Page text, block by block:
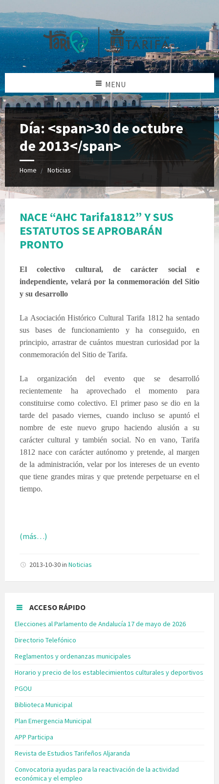
MENU
Día: <span>30 de octubre
de 2013</span>
Home Noticias
NACE “AHC Tarifa1812” Y SUS
ESTATUTOS SE APROBARÁN
PRONTO
El colectivo cultural, de carácter social e
independiente, velará por la conmemoración del Sitio
y su desarrollo
La Asociación Histórico Cultural Tarifa 1812 ha sentado
sus bases de funcionamiento y ha conseguido, en
principio, arrastrar de cuántos muestran curiosidad por la
conmemoración del Sitio de Tarifa.
La organización del evento que se desarrolló
recientemente ha aprovechado el momento para
constituirse como colectivo. El primer paso se dio en la
tarde del pasado viernes, cuando incluso se apuntó el
nombre de este nuevo grupo haciendo alusión a su
carácter cultural y también social. No en vano, Tarifa
1812 nace con carácter autónomo y pretende, al margen
de la administración, velar por los intereses de un evento
que tiene grandes miras y que pretende perpetuarse en el
tiempo.
(más…)
2013-10-30in Noticias
ACCESO RÁPIDO
Elecciones al Parlamento de Andalucía 17 de mayo de 2026
Directorio Telefónico
Reglamentos y ordenanzas municipales
Horario y precio de los establecimientos culturales y deportivos
PGOU
Biblioteca Municipal
Plan Emergencia Municipal
APP Participa
Revista de Estudios Tarifeños Aljaranda
Convocatoria ayudas para la reactivación de la actividad
económica y el empleo